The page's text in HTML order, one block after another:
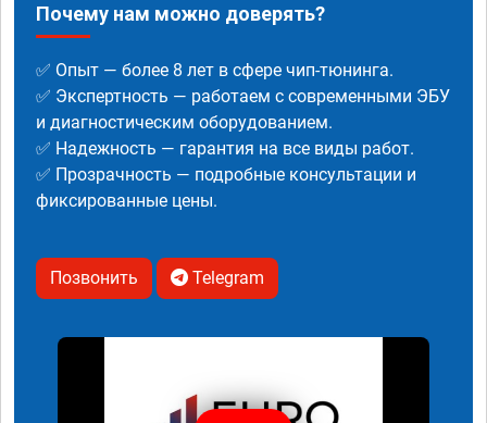
Почему нам можно доверять?
✅ Опыт — более 8 лет в сфере чип-тюнинга.
✅ Экспертность — работаем с современными ЭБУ
и диагностическим оборудованием.
✅ Надежность — гарантия на все виды работ.
✅ Прозрачность — подробные консультации и
фиксированные цены.
Позвонить Telegram